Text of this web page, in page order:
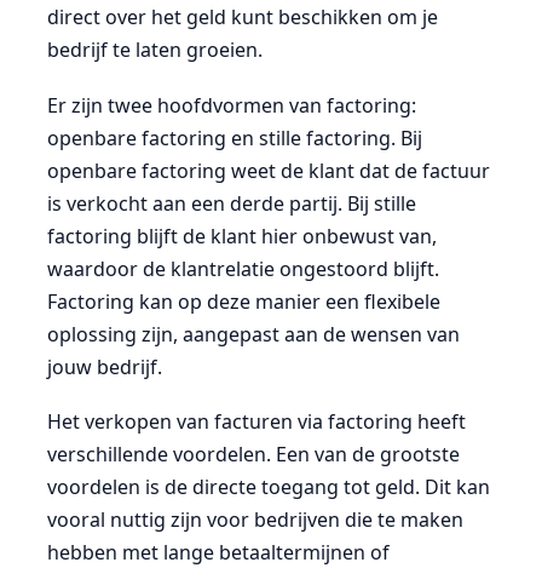
direct over het geld kunt beschikken om je
bedrijf te laten groeien.
Er zijn twee hoofdvormen van factoring:
openbare factoring en stille factoring. Bij
openbare factoring weet de klant dat de factuur
is verkocht aan een derde partij. Bij stille
factoring blijft de klant hier onbewust van,
waardoor de klantrelatie ongestoord blijft.
Factoring kan op deze manier een flexibele
oplossing zijn, aangepast aan de wensen van
jouw bedrijf.
Het verkopen van facturen via factoring heeft
verschillende voordelen. Een van de grootste
voordelen is de directe toegang tot geld. Dit kan
vooral nuttig zijn voor bedrijven die te maken
hebben met lange betaaltermijnen of